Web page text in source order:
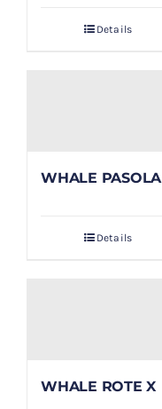
Details
WHALE PASOLA
Details
WHALE ROTE X